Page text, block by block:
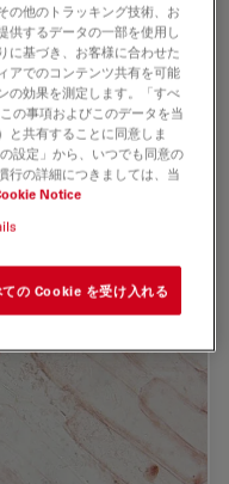
ション
の接眼レンズを何時間
イクロシステムズで
微鏡部品やアクセサリ
に最適な顕微鏡ソリュ
の他のトラッキング技術、お
供するデータの一部を使用し
に基づき、お客様に合わせた
アでのコンテンツ共有を可能
の効果を測定します。「すべ
の事項およびこのデータを当
と共有することに同意しま
設定」から、いつでも同意の
行の詳細につきましては、当
Notice
の Cookie を受け入れる